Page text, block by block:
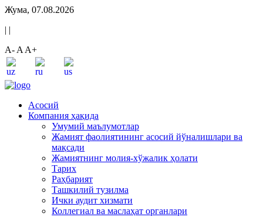
Жума, 07.08.2026
| |
A- A A+
Асосий
Компания ҳақида
Умумий маълумотлар
Жамият фаолиятининг асосий йўналишлари ва
мақсади
Жамиятнинг молия-хўжалик ҳолати
Тарих
Раҳбарият
Ташкилий тузилма
Ички аудит хизмати
Коллегиал ва маслаҳат органлари